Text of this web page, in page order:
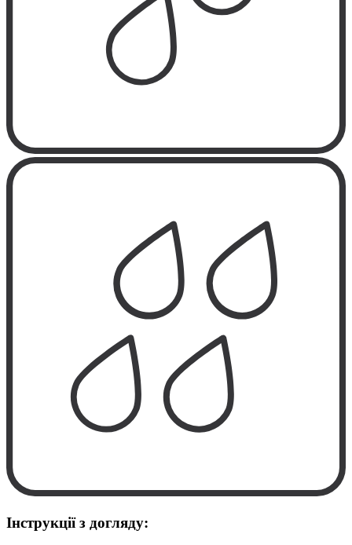
Інструкції з догляду: